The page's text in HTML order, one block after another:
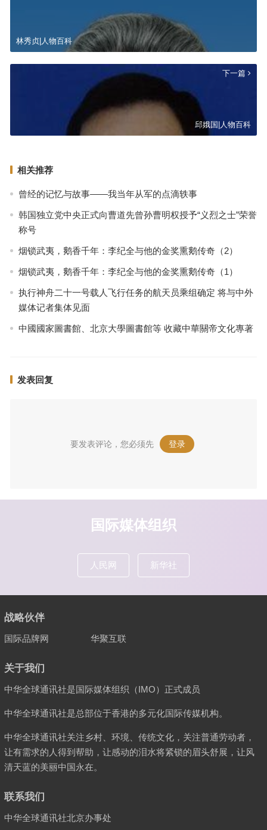
林秀贞|人物百科
下一篇
邱娥国|人物百科
相关推荐
曾经的记忆与故事——我当年从军的点滴轶事
韩国独立党中央正式向曹道先曾孙曹明权授予“义烈之士”荣誉
称号
烟锁武夷，鹅香千年：李纪全与他的金奖熏鹅传奇（2）
烟锁武夷，鹅香千年：李纪全与他的金奖熏鹅传奇（1）
执行神舟二十一号载人飞行任务的航天员乘组确定 将与中外
媒体记者集体见面
中國國家圖書館、北京大學圖書館等 收藏中華關帝文化專著
发表回复
要发表评论，您必须先 登录 。
国际媒体组织
人民网 新华社
战略伙伴
国际品牌网 华聚互联
关于我们
中华全球通讯社是国际媒体组织（IMO）正式成员
中华全球通讯社是总部位于香港的多元化国际传媒机构。
中华全球通讯社关注乡村、环境、传统文化，关注普通劳动者，
让有需求的人得到帮助，让感动的泪水将紧锁的眉头舒展，让风
清天蓝的美丽中国永在。
联系我们
中华全球通讯社北京办事处